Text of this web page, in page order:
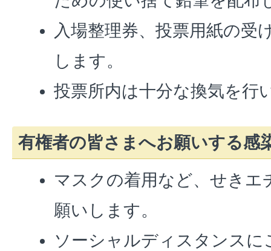
入場整理券、投票用紙の受
します。
投票所内は十分な換気を行
有権者の皆さまへお願いする感
マスクの着用など、せきエ
願いします。
ソーシャルディスタンス